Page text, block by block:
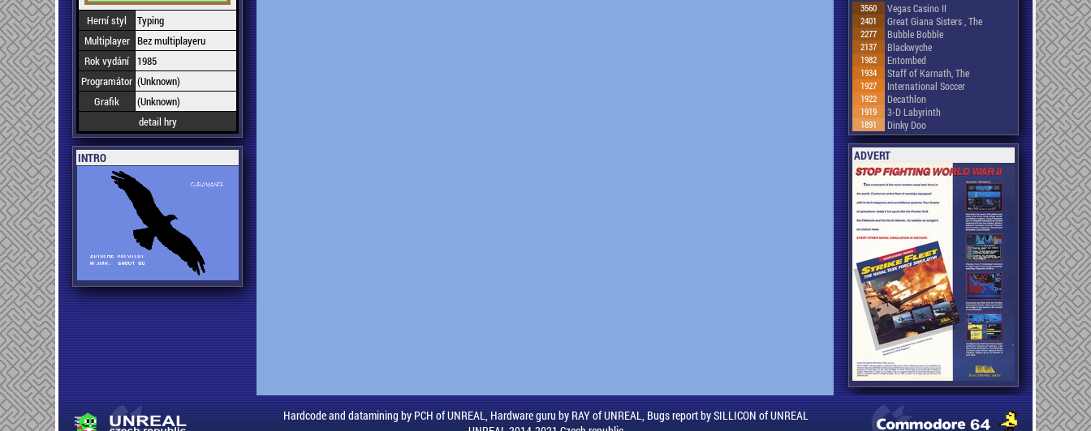
Herní styl
Typing
Multiplayer Bez multiplayeru
Rok vydání
1985
Programátor (Unknown)
Grafik
(Unknown)
detail hry
INTRO
3560 Vegas Casino II
2401 Great Giana Sisters , The
2277 Bubble Bobble
2137 Blackwyche
1982 Entombed
1934 Staff of Karnath, The
1927 International Soccer
1922 Decathlon
1919 3-D Labyrinth
1891 Dinky Doo
ADVERT
Hardcode and datamining by PCH of UNREAL, Hardware guru by RAY of UNREAL, Bugs report by SILLICON of UNREAL